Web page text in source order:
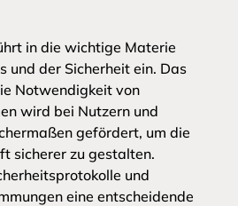
in die wichtige Materie
und der Sicherheit ein. Das
Notwendigkeit von
wird bei Nutzern und
gefördert, um die
sicherer zu gestalten.
und
eine entscheidende